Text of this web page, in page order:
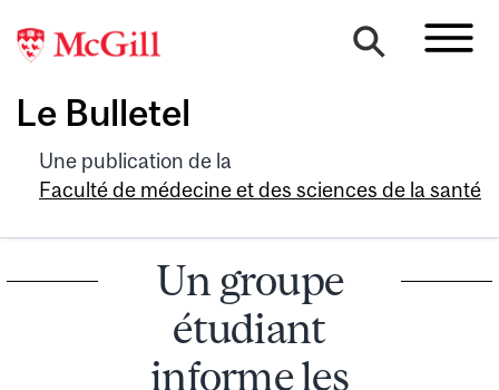
Le Bulletel
Une publication de la
Faculté de médecine et des sciences de la santé
Un groupe
étudiant
informe les